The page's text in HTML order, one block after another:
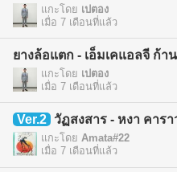
แกะโดย เปตอง
เมื่อ 7 เดือนที่แล้ว
แกะโดย เปตอง
เมื่อ 7 เดือนที่แล้ว
Ver.2 วัฏสงสาร - หงา คาร
แกะโดย Amata#22
เมื่อ 7 เดือนที่แล้ว